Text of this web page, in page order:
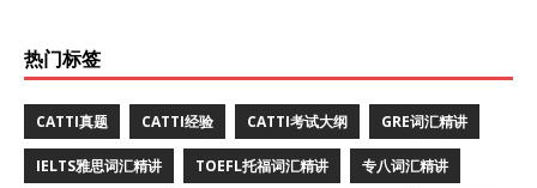
热门标签
CATTI真题 CATTI经验 CATTI考试大纲 GRE词汇精讲
IELTS雅思词汇精讲 TOEFL托福词汇精讲 专八词汇精讲